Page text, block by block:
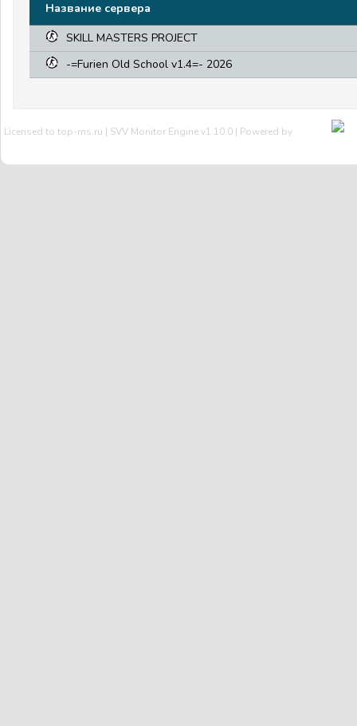
Название сервера
SKILL MASTERS PROJECT
-=Furien Old School v1.4=- 2026
Licensed to top-ms.ru | SVV Monitor Engine v1.10.0 | Powered by